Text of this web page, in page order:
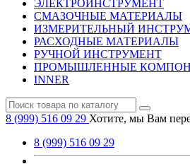
ЭЛЕКТРОИНСТРУМЕНТ
СМАЗОЧНЫЕ МАТЕРИАЛЫ
ИЗМЕРИТЕЛЬНЫЙ
РАСХОДНЫЕ МАТЕРИАЛЫ
РУЧНОЙ ИНСТРУМЕНТ
ПРОМЫШЛЕННЫЕ
INNER
8 (999) 516 09 29 Хотите, мы Вам
8 (999) 516 09 29